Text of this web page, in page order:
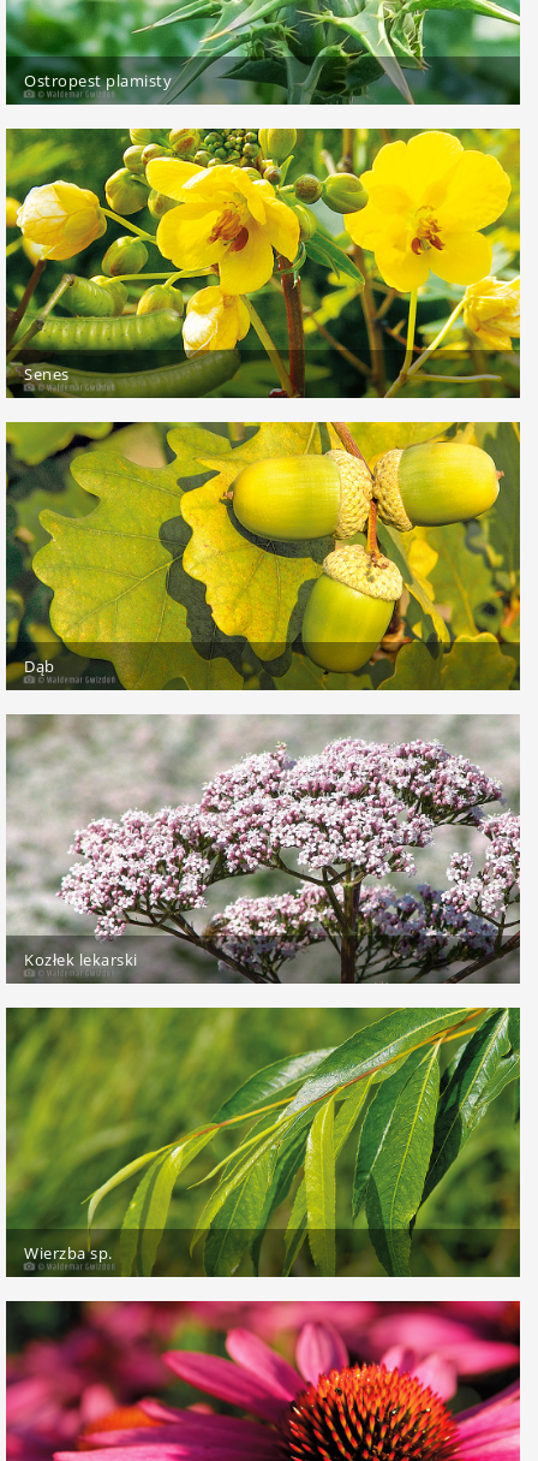
Ostropest plamisty
Senes
Dąb
Kozłek lekarski
Wierzba sp.